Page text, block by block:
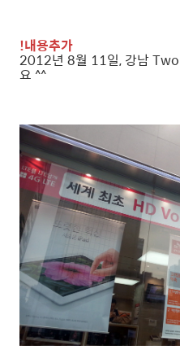
!내용추가
2012년 8월 11일, 강남
요 ^^